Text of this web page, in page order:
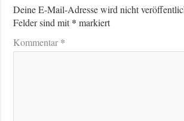
Deine E-Mail-Adresse wird nicht
Felder sind mit* markiert
Kommentar*